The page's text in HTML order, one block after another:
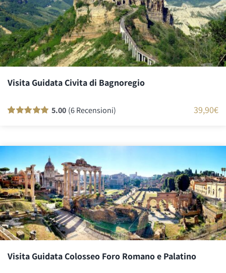
Visita Guidata Civita di Bagnoregio
5.00 (6 Recensioni) 39,90€
Visita Guidata Colosseo Foro Romano e Palatino